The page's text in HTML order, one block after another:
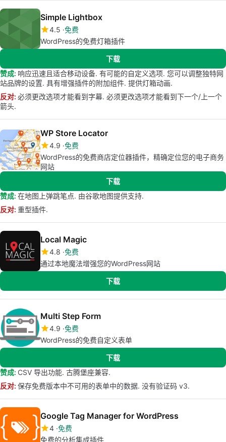
Simple Lightbox
4.5 免费
WordPress的免费灯箱插件
下载
赞成: 响应迅速且适合移动设备. 有可能的自定义选项. 您可以调整独特网
站品牌的设置. 具有增强插件的附加组件. 提供灯箱动画.
反对: 必须更改选项才能看到字幕. 必须更改选项才能看到下一个/上一个
箭头.
WP Store Locator
4.9 免费
WordPress的免费商店定位器插件，精确定位您的电子商务
网站
下载
赞成: 在地图上弹跳笔点. 由谷歌地图提供支持.
反对: 重型插件.
Local Magic
4.8 免费
通过本地魔法增强您的WordPress网站
下载
Multi Step Form
4.9 免费
WordPress的免费自定义表单
下载
赞成: CSV 导出功能. 古腾堡座兼容.
反对: 保存免费版本中不可用的表单中的数据. 没有验证码 v3.
Google Tag Manager for WordPress
4 免费
免费的分析集成插件